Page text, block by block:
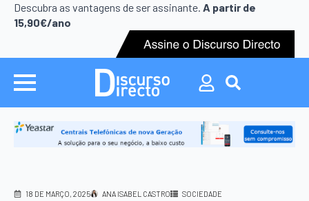
Descubra as vantagens de ser assinante. A partir de
15,90€/ano
Search
for:
Search
18 DE MARÇO, 2025 ANA ISABEL CASTRO SOCIEDADE